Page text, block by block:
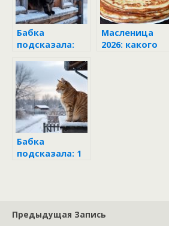
домашнего
лада
Бабка
подсказала:
категорически
нельзя делать
8 декабря в
Климов день
Масленица
2026: какого
Бабка
подсказала: 1
богато жить
Предыдущая Запись